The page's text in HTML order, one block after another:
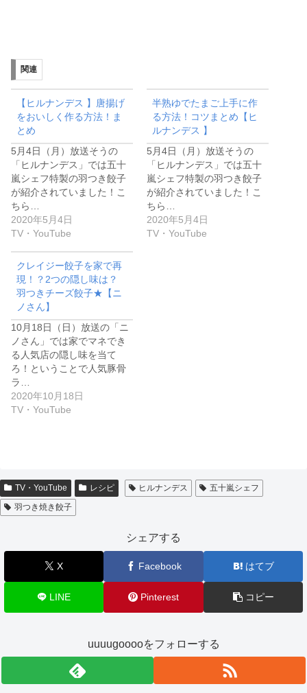
関連
【ヒルナンデス 】唐揚げ
をおいしく作る方法！ま
とめ
5月4日（月）放送そうの
「ヒルナンデス」では五十
嵐シェフ特製の羽つき餃子
が紹介されていました！こ
ちら…
2020年5月4日
TV・YouTube
半熟ゆでたまご上手に作
る方法！コツまとめ【ヒ
ルナンデス 】
5月4日（月）放送そうの
「ヒルナンデス」では五十
嵐シェフ特製の羽つき餃子
が紹介されていました！こ
ちら…
2020年5月4日
TV・YouTube
クレイジー餃子を家で再
現！？2つの隠し味は？
羽つきチーズ餃子★【ニ
ノさん】
10月18日（日）放送の「ニ
ノさん」では家でマネでき
る人気店の隠し味を当て
ろ！ということで人気豚骨
ラ…
2020年10月18日
TV・YouTube
TV・YouTube レシピ ヒルナンデス
五十嵐シェフ
羽つき焼き餃子
シェアする
X Facebook はてブ
LINE Pinterest コピー
uuuugooooをフォローする